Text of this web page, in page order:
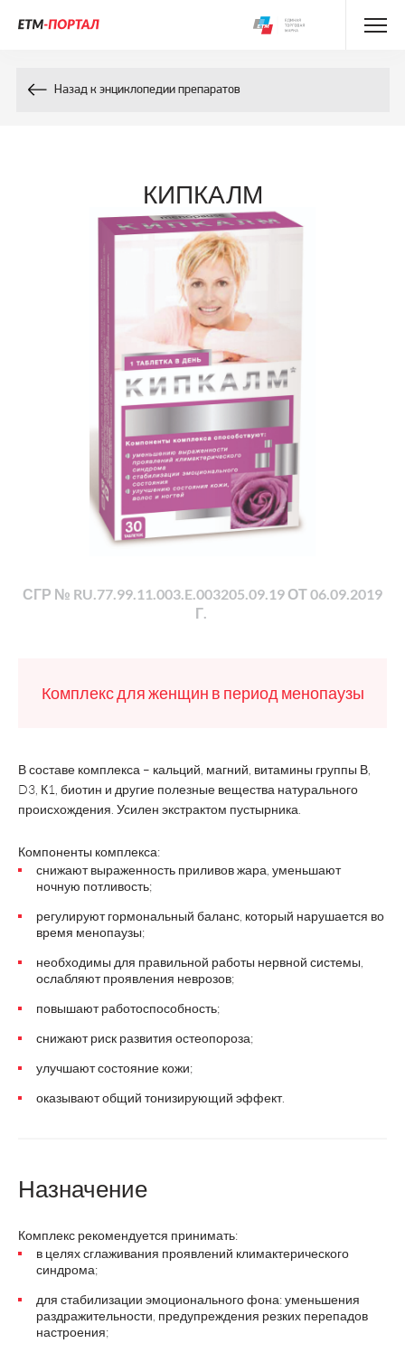
Назад к энциклопедии препаратов
КИПКАЛМ
СГР № RU.77.99.11.003.E.003205.09.19 ОТ 06.09.2019
Г.
Комплекс для женщин в период менопаузы
В составе комплекса – кальций, магний, витамины группы В,
D3, К1, биотин и другие полезные вещества натурального
происхождения. Усилен экстрактом пустырника.
Компоненты комплекса:
снижают выраженность приливов жара, уменьшают
ночную потливость;
регулируют гормональный баланс, который нарушается во
время менопаузы;
необходимы для правильной работы нервной системы,
ослабляют проявления неврозов;
повышают работоспособность;
снижают риск развития остеопороза;
улучшают состояние кожи;
оказывают общий тонизирующий эффект.
Назначение
Комплекс рекомендуется принимать:
в целях сглаживания проявлений климактерического
синдрома;
для стабилизации эмоционального фона: уменьшения
раздражительности, предупреждения резких перепадов
настроения;